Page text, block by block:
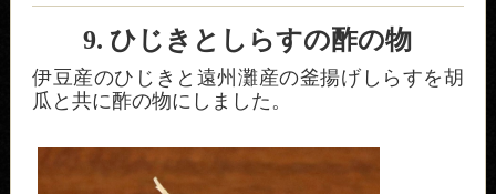
9. ひじきとしらすの酢の物
伊豆産のひじきと遠州灘産の釜揚げしらすを胡
瓜と共に酢の物にしました。